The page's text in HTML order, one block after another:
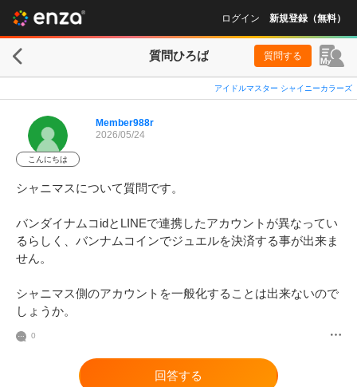
ログイン 新規登録（無料）
質問ひろば 質問する
アイドルマスター シャイニーカラーズ
こんにちは
Member988r
2026/05/24
シャニマスについて質問です。
バンダイナムコidとLINEで連携したアカウントが異なってい
るらしく、バンナムコインでジュエルを決済する事が出来ま
せん。
シャニマス側のアカウントを一般化することは出来ないので
しょうか。
0
回答する